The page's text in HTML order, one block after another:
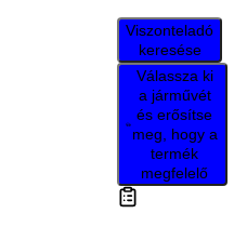
Viszonteladó
keresése
Válassza ki
a járművét
és erősítse
meg, hogy a
termék
megfelelő